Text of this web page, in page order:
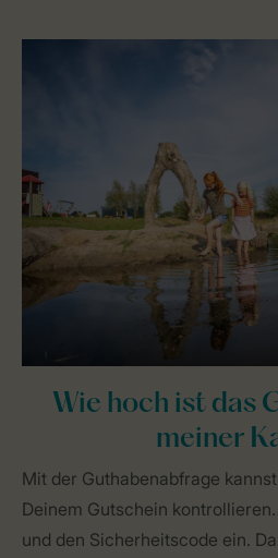
Wie hoch ist das
meiner
Mit der Guthabenabfrage
Deinem Gutschein
und den Sicherheitscode ein.